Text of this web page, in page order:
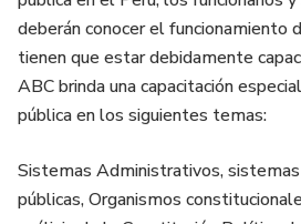
deberán conocer el funcionamiento
tienen que estar debidamente
ABC brinda una capacitación
pública en los siguientes temas:
Sistemas Administrativos,
públicas, Organismos